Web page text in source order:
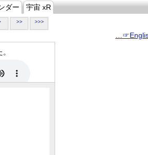
ダー 宇宙 xR
>> >>>